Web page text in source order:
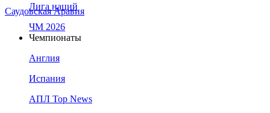
Саудовская Аравия
Лига наций
ЧМ 2026
Чемпионаты
Англия
Испания
АПЛ Top News